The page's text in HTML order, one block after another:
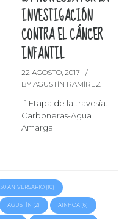
INVESTIGACIÓN
CONTRA EL CÁNCER
INFANTIL
22 AGOSTO, 2017
BY AGUSTÍN RAMÍREZ
1ª Etapa de la travesía.
Carboneras-Agua
Amarga
30 ANIVERSARIO (10)
AGUSTÍN (2) AINHOA (6)